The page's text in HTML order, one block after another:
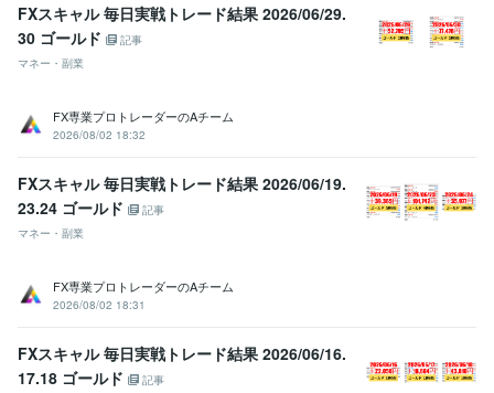
FXスキャル 毎日実戦トレード結果 2026/06/29.
30 ゴールド
記事
マネー・副業
FX専業プロトレーダーのAチーム
2026/08/02 18:32
FXスキャル 毎日実戦トレード結果 2026/06/19.
23.24 ゴールド
記事
マネー・副業
FX専業プロトレーダーのAチーム
2026/08/02 18:31
FXスキャル 毎日実戦トレード結果 2026/06/16.
17.18 ゴールド
記事